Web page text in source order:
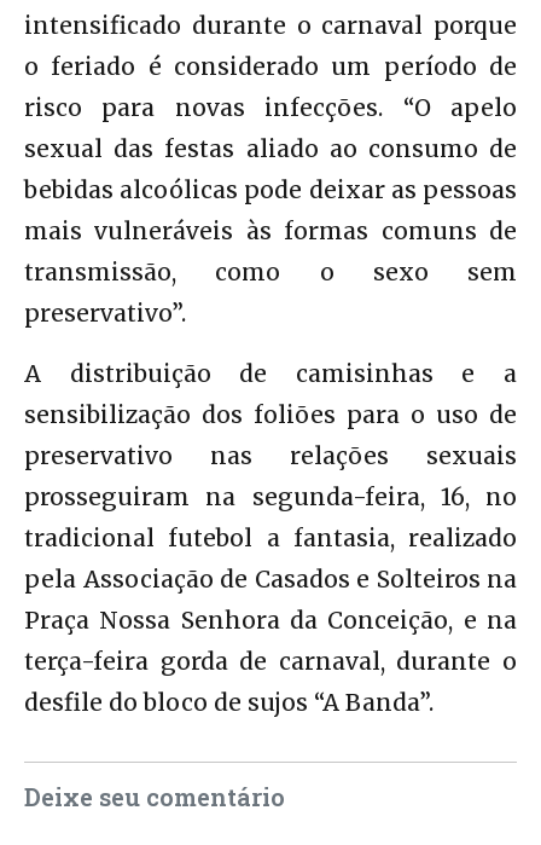
intensificado durante o carnaval porque
o feriado é considerado um período de
risco para novas infecções. “O apelo
sexual das festas aliado ao consumo de
bebidas alcoólicas pode deixar as pessoas
mais vulneráveis às formas comuns de
transmissão, como o sexo sem
preservativo”.
A distribuição de camisinhas e a
sensibilização dos foliões para o uso de
preservativo nas relações sexuais
prosseguiram na segunda-feira, 16, no
tradicional futebol a fantasia, realizado
pela Associação de Casados e Solteiros na
Praça Nossa Senhora da Conceição, e na
terça-feira gorda de carnaval, durante o
desfile do bloco de sujos “A Banda”.
Deixe seu comentário